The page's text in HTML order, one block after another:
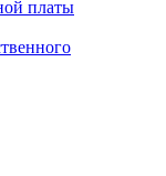
платы